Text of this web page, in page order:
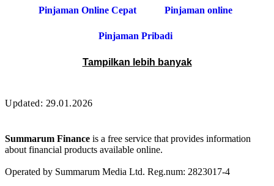
Pinjaman Online Cepat Pinjaman online
Pinjaman Pribadi
Tampilkan lebih banyak
Updated: 29.01.2026
Summarum Finance is a free service that provides information
about financial products available online.
Operated by Summarum Media Ltd. Reg.num: 2823017-4